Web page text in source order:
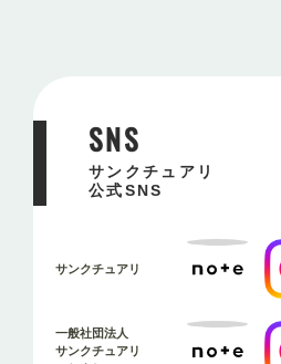
SNS
サンクチュアリ
公式SNS
サンクチュアリ
一般社団法人
サンクチュアリ